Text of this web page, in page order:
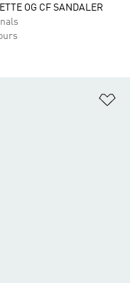
OG CF SANDALER